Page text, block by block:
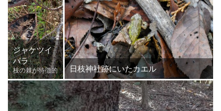
ジャケツイ
バラ
枝の棘が特徴的 日枝神社跡にいたカエル